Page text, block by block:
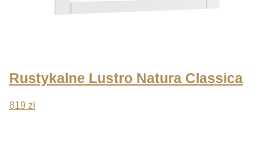
Rustykalne Lustro Natura Classica
819 zł